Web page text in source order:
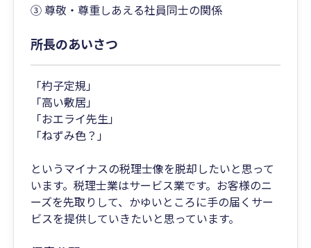
③ 尊敬・尊重しあえる社員同士の関係
所長のあいさつ
「杓子定規」
「高い敷居」
「おエライ先生」
「ねずみ色？」
というマイナスの税理士像を脱却したいと思って
います。税理士業はサービス業です。お客様のニ
ーズを先取りして、かゆいところに手の届くサー
ビスを提供していきたいと思っています。